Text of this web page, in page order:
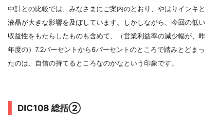
中計との比較では、みなさまにご案内のとおり、やはりインキと
液晶が大きな影響を及ぼしています。しかしながら、今回の低い
収益性をもたらしたものも含めて、（営業利益率の減少幅が、昨
年度の）7.2パーセントから6パーセントのところで踏みとどまっ
たのは、自信の持てるところなのかなという印象です。
DIC108 総括②